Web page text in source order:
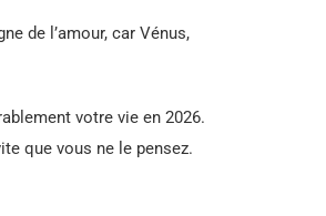
de l’amour, car Vénus,
votre vie en 2026.
que vous ne le pensez.